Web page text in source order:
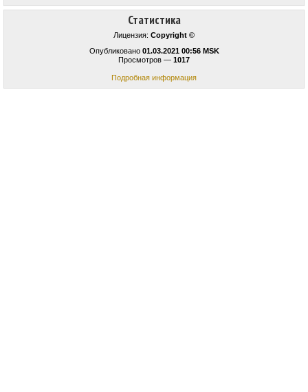
Статистика
Лицензия: Copyright ©
Опубликовано 01.03.2021 00:56 MSK
Просмотров — 1017
Подробная информация